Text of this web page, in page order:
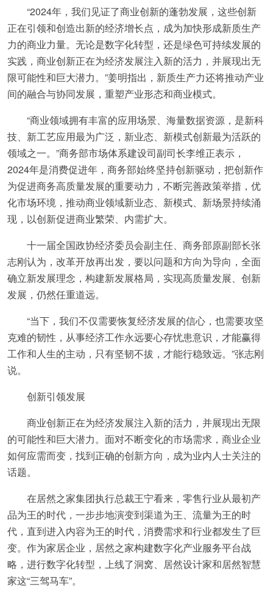
“2024年，我们见证了商业创新的蓬勃发展，这些创新
正在引领和创造出新的经济增长点，成为加快形成新质生产
力的商业力量。无论是数字化转型，还是绿色可持续发展的
实践，商业创新正在为经济发展注入新的活力，并展现出无
限可能性和巨大潜力。”姜明指出，新质生产力还将推动产业
间的融合与协同发展，重塑产业形态和商业模式。
“商业领域拥有丰富的应用场景、海量数据资源，是新科
技、新工艺应用最为广泛，新业态、新模式创新最为活跃的
领域之一。”商务部市场体系建设司副司长李维正表示，
2024年是消费促进年，商务部始终坚持创新驱动，把创新作
为促进商务高质量发展的重要动力，不断完善政策举措，优
化市场环境，推动商业领域新业态、新模式、新场景持续涌
现，以创新促进商业繁荣、内需扩大。
十一届全国政协经济委员会副主任、商务部原副部长张
志刚认为，改革开放再出发，要以问题和方向为导向，全面
确立新发展理念，构建新发展格局，实现高质量发展、创新
发展，仍然任重道远。
“当下，我们不仅需要恢复经济发展的信心，也需要攻坚
克难的韧性，从事经济工作永远要心存忧患意识，才能赢得
工作和人生的主动，只有坚韧不拔，才能行稳致远。”张志刚
说。
创新引领发展
商业创新正在为经济发展注入新的活力，并展现出无限
的可能性和巨大潜力。面对不断变化的市场需求，商业企业
如何应需而变，找到正确的创新方向，成为业内人士关注的
话题。
在居然之家集团执行总裁王宁看来，零售行业从最初产
品为王的时代，一步步地演变到渠道为王、流量为王的时
代，直到进入内容为王的时代，消费需求和行业都发生了巨
变。作为家居企业，居然之家构建数字化产业服务平台战
略，进行数字化转型，上线了洞窝、居然设计家和居然智慧
家这“三驾马车”。